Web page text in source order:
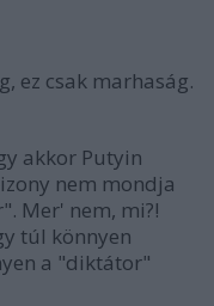
ez csak marhaság.
akkor Putyin
nem mondja
Mer' nem, mi?!
túl könnyen
a "diktátor"